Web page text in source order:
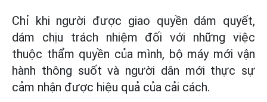
Chỉ khi người được giao quyền dám quyết,
dám chịu trách nhiệm đối với những việc
thuộc thẩm quyền của mình, bộ máy mới vận
hành thông suốt và người dân mới thực sự
cảm nhận được hiệu quả của cải cách.